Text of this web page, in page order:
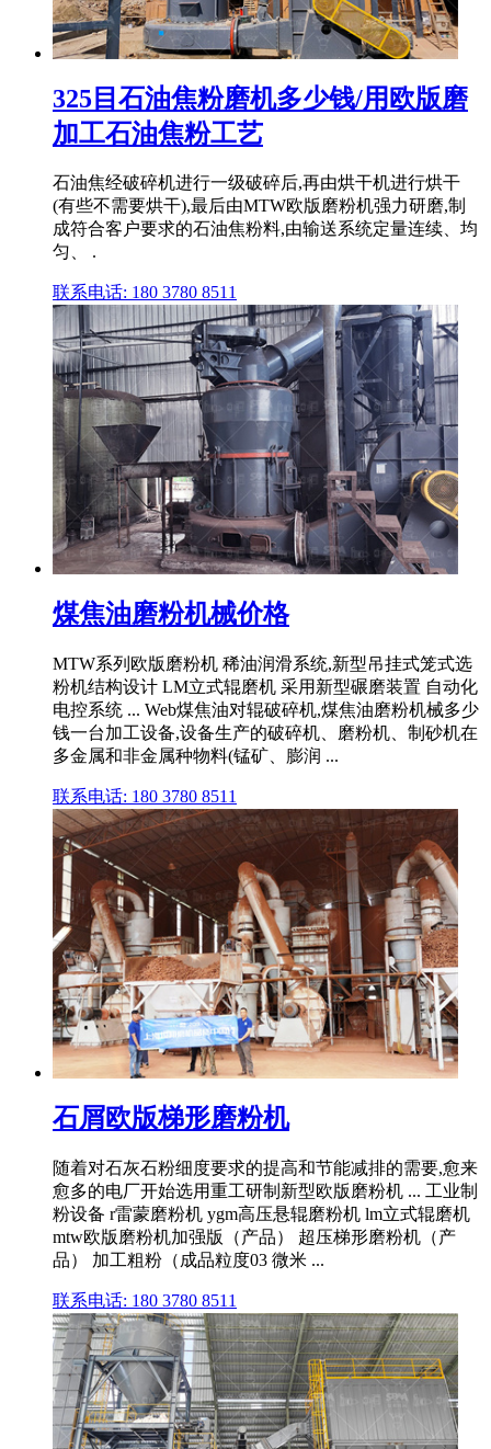
325目石油焦粉磨机多少钱/用欧版磨
加工石油焦粉工艺
石油焦经破碎机进行一级破碎后,再由烘干机进行烘干
(有些不需要烘干),最后由MTW欧版磨粉机强力研磨,制
成符合客户要求的石油焦粉料,由输送系统定量连续、均
匀、 .
联系电话: 180 3780 8511
煤焦油磨粉机械价格
MTW系列欧版磨粉机 稀油润滑系统,新型吊挂式笼式选
粉机结构设计 LM立式辊磨机 采用新型碾磨装置 自动化
电控系统 ... Web煤焦油对辊破碎机,煤焦油磨粉机械多少
钱一台加工设备,设备生产的破碎机、磨粉机、制砂机在
多金属和非金属种物料(锰矿、膨润 ...
联系电话: 180 3780 8511
石屑欧版梯形磨粉机
随着对石灰石粉细度要求的提高和节能减排的需要,愈来
愈多的电厂开始选用重工研制新型欧版磨粉机 ... 工业制
粉设备 r雷蒙磨粉机 ygm高压悬辊磨粉机 lm立式辊磨机
mtw欧版磨粉机加强版（产品） 超压梯形磨粉机（产
品） 加工粗粉（成品粒度03 微米 ...
联系电话: 180 3780 8511